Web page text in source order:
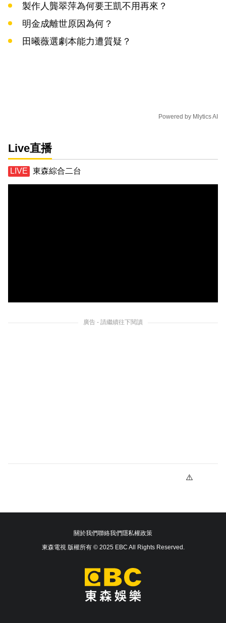
製作人龔翠萍為何要王凱不用再來？
明金成離世原因為何？
田曦薇選劇本能力遭質疑？
Powered by Mlytics AI
Live直播
東森綜合二台
廣告 - 請繼續往下閱讀
關於我們聯絡我們隱私權政策
東森電視 版權所有 © 2025 EBC All Rights Reserved.